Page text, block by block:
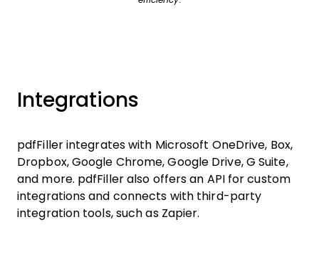
Integrations
pdfFiller integrates with Microsoft OneDrive, Box,
Dropbox, Google Chrome, Google Drive, G Suite,
and more. pdfFiller also offers an API for custom
integrations and connects with third-party
integration tools, such as Zapier.